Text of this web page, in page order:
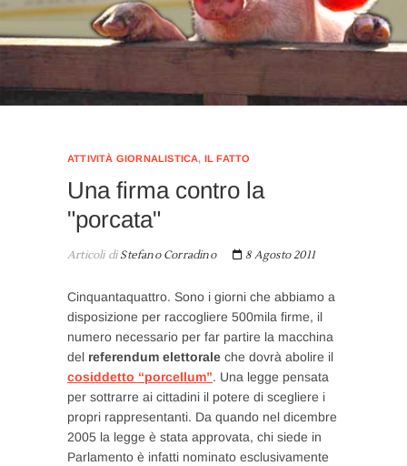
ATTIVITÀ GIORNALISTICA, IL FATTO
Una firma contro la
"porcata"
Articoli diStefano Corradino 8 Agosto 2011
Cinquantaquattro. Sono i giorni che abbiamo a
disposizione per raccogliere 500mila firme, il
numero necessario per far partire la macchina
del referendum elettorale che dovrà abolire il
cosiddetto “porcellum”. Una legge pensata
per sottrarre ai cittadini il potere di scegliere i
propri rappresentanti. Da quando nel dicembre
2005 la legge è stata approvata, chi siede in
Parlamento è infatti nominato esclusivamente